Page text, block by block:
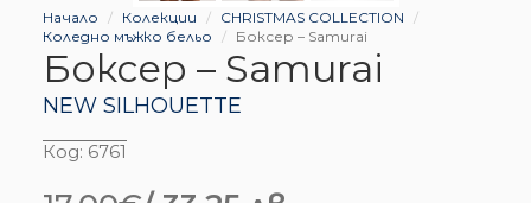
Начало Колекции
CHRISTMAS COLLECTION
Коледно мъжко бельо
Боксер – Samurai
Боксер – Samurai
NEW SILHOUETTE
Код: 6761